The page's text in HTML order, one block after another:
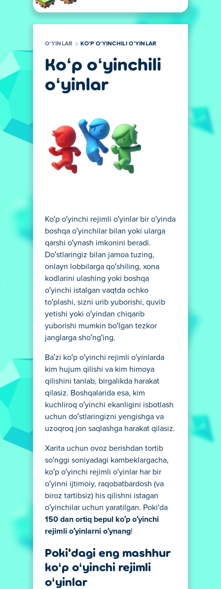
OʻYINLAR KOʻP OʻYINCHILI OʻYINLAR
Koʻp oʻyinchili
oʻyinlar
Ko‘p o‘yinchi rejimli o‘yinlar bir o‘yinda
boshqa o‘yinchilar bilan yoki ularga
qarshi o‘ynash imkonini beradi.
Do‘stlaringiz bilan jamoa tuzing,
onlayn lobbilarga qo‘shiling, xona
kodlarini ulashing yoki boshqa
o‘yinchi istalgan vaqtda ochko
to‘plashi, sizni urib yuborishi, quvib
yetishi yoki o‘yindan chiqarib
yuborishi mumkin bo‘lgan tezkor
janglarga sho‘ng‘ing.
Ba’zi ko‘p o‘yinchi rejimli o‘yinlarda
kim hujum qilishi va kim himoya
qilishini tanlab, birgalikda harakat
qilasiz. Boshqalarida esa, kim
kuchliroq o‘yinchi ekanligini isbotlash
uchun do‘stlaringizni yengishga va
uzoqroq jon saqlashga harakat qilasiz.
Xarita uchun ovoz berishdan tortib
so‘nggi soniyadagi kambeklargacha,
ko‘p o‘yinchi rejimli o‘yinlar har bir
o‘yinni ijtimoiy, raqobatbardosh (va
biroz tartibsiz) his qilishni istagan
o‘yinchilar uchun yaratilgan. Poki'da
150 dan ortiq bepul ko‘p o‘yinchi
rejimli o‘yinlarni o‘ynang!
Poki'dagi eng mashhur
ko‘p o‘yinchi rejimli
o‘yinlar